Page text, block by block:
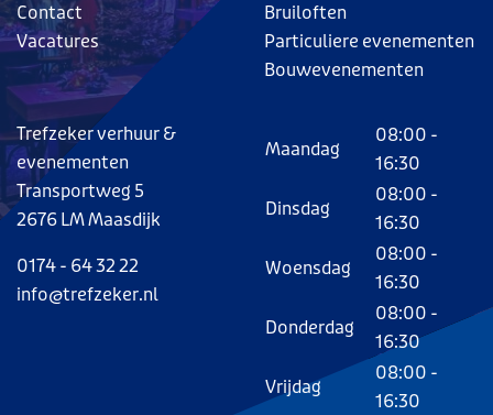
Contact
Vacatures
Bruiloften
Particuliere evenementen
Bouwevenementen
Trefzeker verhuur &
evenementen
Transportweg 5
2676 LM Maasdijk
0174 - 64 32 22
info@trefzeker.nl
Maandag
08:00 -
16:30
Dinsdag
08:00 -
16:30
Woensdag
08:00 -
16:30
Donderdag
08:00 -
16:30
Vrijdag
08:00 -
16:30